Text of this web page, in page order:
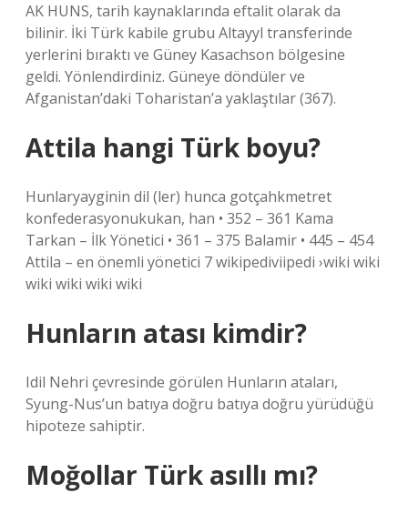
AK HUNS, tarih kaynaklarında eftalit olarak da
bilinir. İki Türk kabile grubu Altayyl transferinde
yerlerini bıraktı ve Güney Kasachson bölgesine
geldi. Yönlendirdiniz. Güneye döndüler ve
Afganistan’daki Toharistan’a yaklaştılar (367).
Attila hangi Türk boyu?
Hunlaryayginin dil (ler) hunca gotçahkmetret
konfederasyonukukan, han • 352 – 361 Kama
Tarkan – İlk Yönetici • 361 – 375 Balamir • 445 – 454
Attila – en önemli yönetici 7 wikipediviipedi ›wiki wiki
wiki wiki wiki wiki
Hunların atası kimdir?
Idil Nehri çevresinde görülen Hunların ataları,
Syung-Nus’un batıya doğru batıya doğru yürüdüğü
hipoteze sahiptir.
Moğollar Türk asıllı mı?